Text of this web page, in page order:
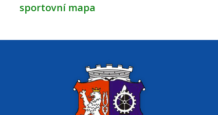
sportovní mapa